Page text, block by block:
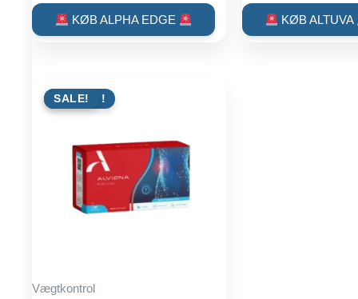
was:
is:
KØB ALPHA EDGE
was:
KØB ALTUVA
TILBUD !
SALE!
Vægtkontrol